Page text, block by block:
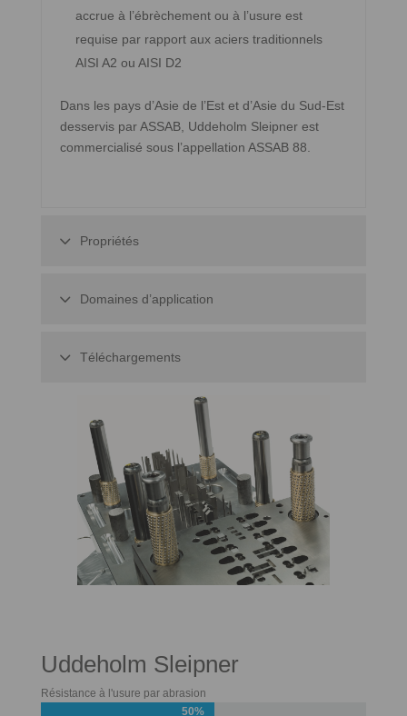
accrue à l’ébrèchement ou à l’usure est
requise par rapport aux aciers traditionnels
AISI A2 ou AISI D2
Dans les pays d’Asie de l’Est et d’Asie du Sud-Est
desservis par ASSAB, Uddeholm Sleipner est
commercialisé sous l’appellation ASSAB 88.
Propriétés
Domaines d’application
Téléchargements
Uddeholm Sleipner
Résistance à l'usure par abrasion
50%